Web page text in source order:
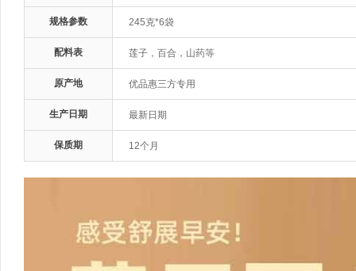
规格参数 245克*6袋
配料表 莲子，百合，山药等
原产地 优品惠三方专用
生产日期 最新日期
保质期 12个月